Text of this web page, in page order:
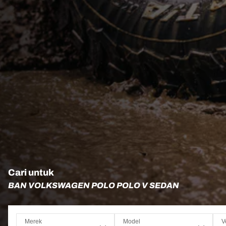
Cari untuk
BAN VOLKSWAGEN POLO POLO V SEDAN
Merek Model